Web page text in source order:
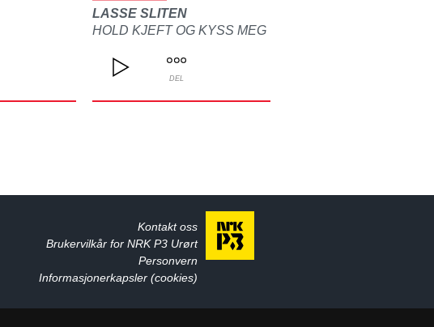
LASSE SLITEN
HOLD KJEFT OG KYSS MEG
DEL
Kontakt oss
Brukervilkår for NRK P3 Urørt
Personvern
Informasjonerkapsler (cookies)